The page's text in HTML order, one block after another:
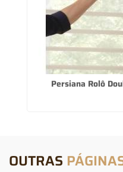
Persiana Rolô
OUTRAS